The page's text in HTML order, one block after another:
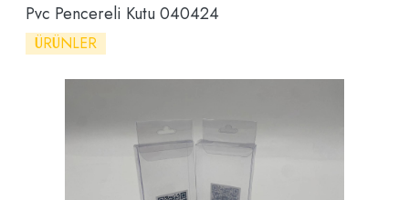
Pvc Pencereli Kutu 040424
ÜRÜNLER